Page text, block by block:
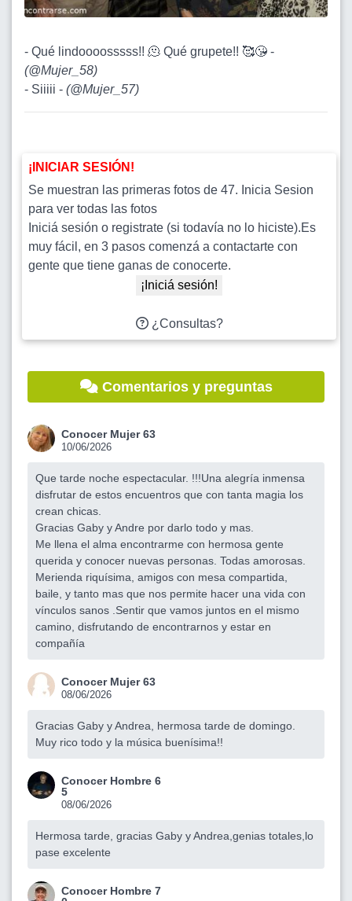
- Qué lindoooosssss!! 🫠 Qué grupete!! 🥰😘 -
(@Mujer_58)
- Siiiii - (@Mujer_57)
¡INICIAR SESIÓN!
Se muestran las primeras fotos de 47. Inicia Sesion
para ver todas las fotos
Iniciá sesión o registrate (si todavía no lo hiciste).Es
muy fácil, en 3 pasos comenzá a contactarte con
gente que tiene ganas de conocerte.
¡Iniciá sesión!
¿Consultas?
Comentarios y preguntas
Conocer Mujer 63
10/06/2026
Que tarde noche espectacular. !!!Una alegría inmensa
disfrutar de estos encuentros que con tanta magia los
crean chicas.
Gracias Gaby y Andre por darlo todo y mas.
Me llena el alma encontrarme con hermosa gente
querida y conocer nuevas personas. Todas amorosas.
Merienda riquísima, amigos con mesa compartida,
baile, y tanto mas que nos permite hacer una vida con
vínculos sanos .Sentir que vamos juntos en el mismo
camino, disfrutando de encontrarnos y estar en
compañía
Conocer Mujer 63
08/06/2026
Gracias Gaby y Andrea, hermosa tarde de domingo.
Muy rico todo y la música buenísima!!
Conocer Hombre 6
5
08/06/2026
Hermosa tarde, gracias Gaby y Andrea,genias totales,lo
pase excelente
Conocer Hombre 7